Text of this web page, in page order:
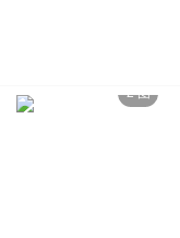
2 图